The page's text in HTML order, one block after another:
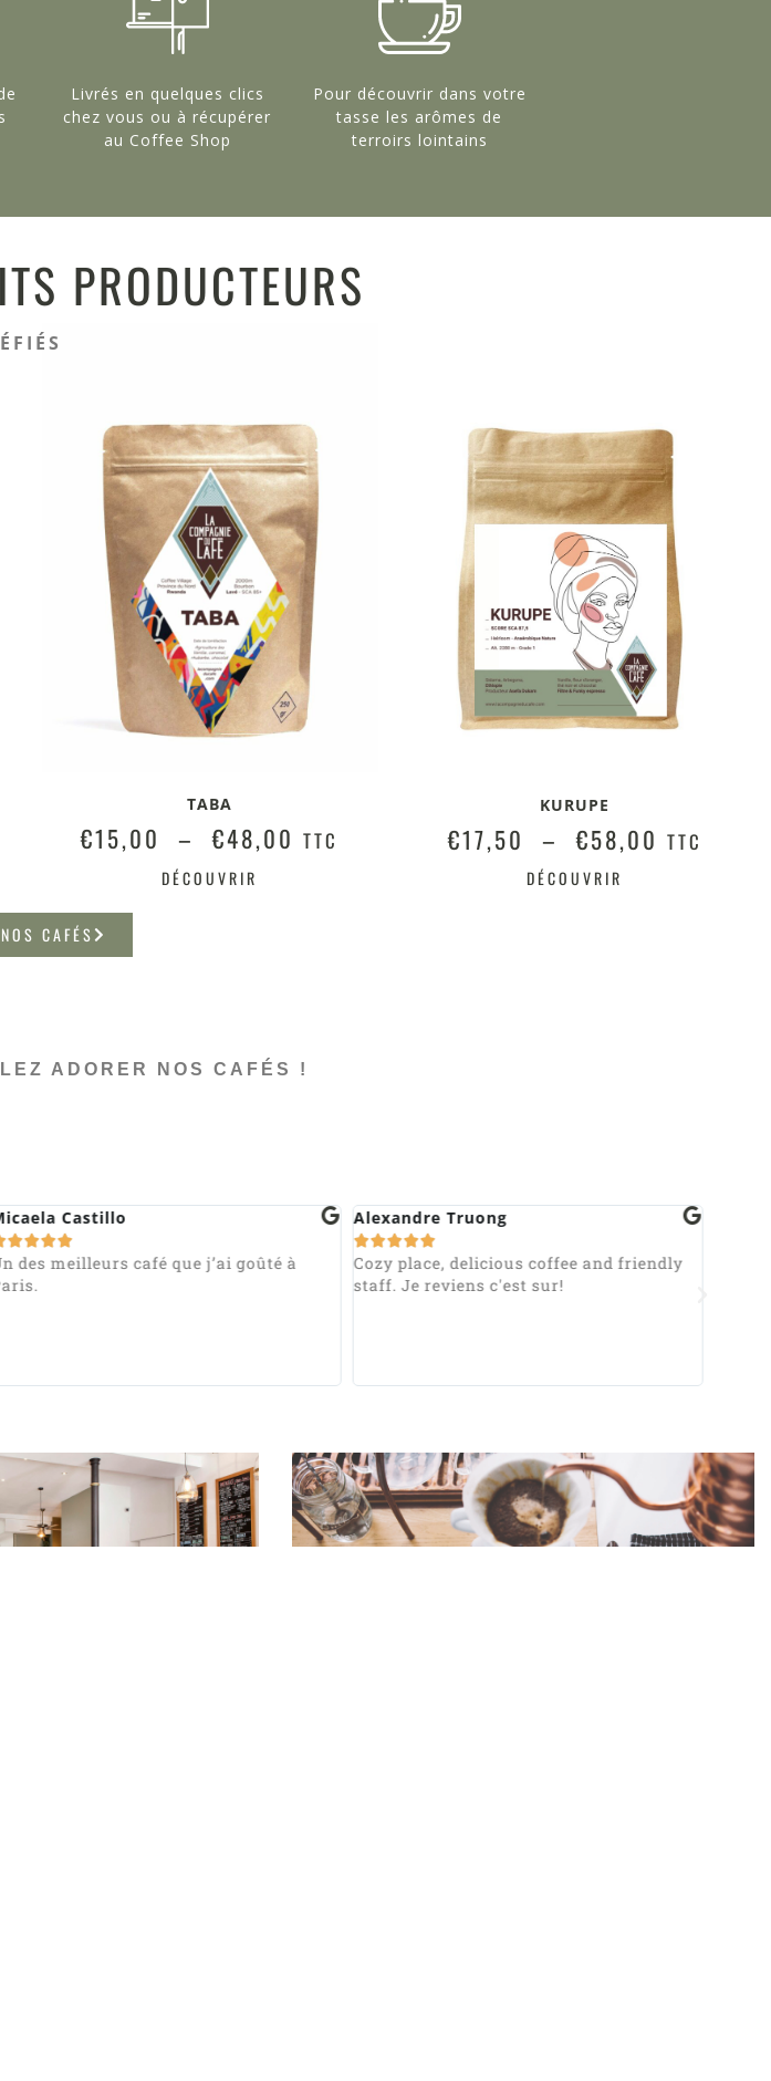
Livrés en quelques clics
chez vous ou à récupérer
au Coffee Shop
Pour découvrir dans votre
tasse les arômes de
terroirs lointains
PRODUCTEURS
TABA
€15,00 – €48,00 TTC
DÉCOUVRIR
KURUPE
€17,50 – €58,00 TTC
DÉCOUVRIR
CAFÉS
ADORER NOS CAFÉS !
Castillo

des meilleurs café que j’ai goûté à
Alexandre Truong

Cozy place, delicious coffee and friendly
staff. Je reviens c'est sur!